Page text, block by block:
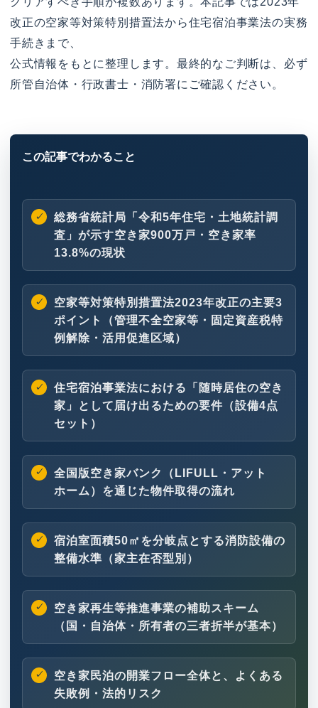
改正の空家等対策特別措置法から住宅宿泊事業法の実務
手続きまで、
公式情報をもとに整理します。最終的なご判断は、必ず
所管自治体・行政書士・消防署にご確認ください。
総務省統計局「令和5年住宅・土地統計調
査」が示す空き家900万戸・空き家率
13.8%の現状
空家等対策特別措置法2023年改正の主要3
ポイント（管理不全空家等・固定資産税特
例解除・活用促進区域）
住宅宿泊事業法における「随時居住の空き
家」として届け出るための要件（設備4点
セット）
全国版空き家バンク（LIFULL・アット
ホーム）を通じた物件取得の流れ
宿泊室面積50㎡を分岐点とする消防設備の
整備水準（家主在否型別）
空き家再生等推進事業の補助スキーム
（国・自治体・所有者の三者折半が基本）
空き家民泊の開業フロー全体と、よくある
失敗例・法的リスク